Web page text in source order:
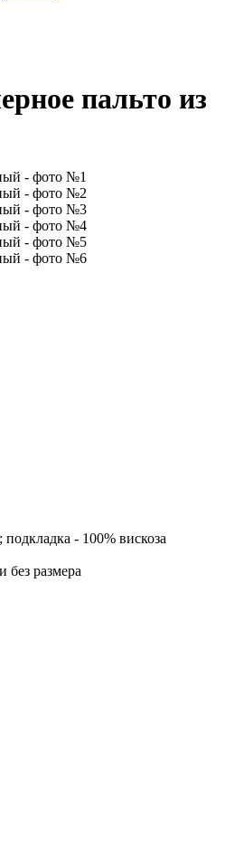
пальто из
- 100% вискоза
без размера